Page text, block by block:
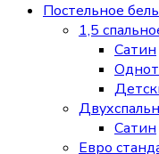
Постельное
1,5
Сатин
Сатин
Евро